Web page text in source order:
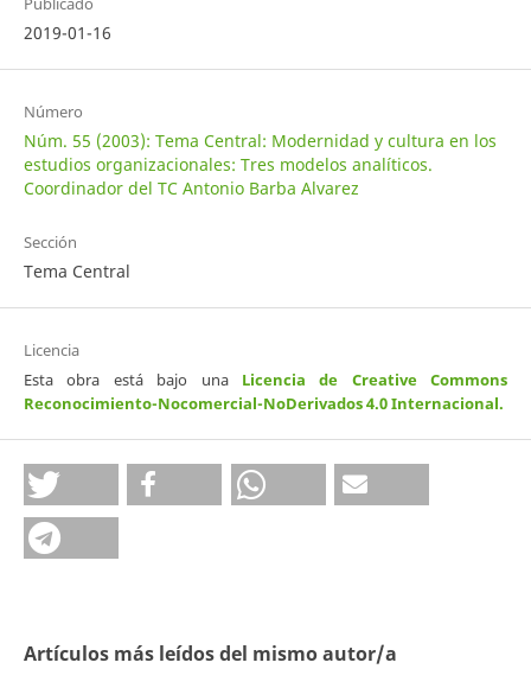
2019-01-16
Número
Núm. 55 (2003): Tema Central: Modernidad y cultura en los
estudios organizacionales: Tres modelos analíticos.
Coordinador del TC Antonio Barba Alvarez
Sección
Tema Central
Licencia
Esta obra está bajo una Licencia de Creative Commons
Reconocimiento-Nocomercial-NoDerivados 4.0 Internacional.
Artículos más leídos del mismo autor/a